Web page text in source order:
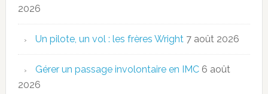
2026
Un pilote, un vol : les frères Wright 7 août 2026
Gérer un passage involontaire en IMC 6 août
2026